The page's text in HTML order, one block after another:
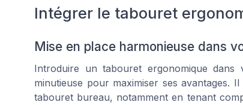
Intégrer le tabouret
Mise en place harmonieuse dans
Introduire un tabouret ergonomique dans
minutieuse pour maximiser ses avantages.
tabouret bureau, notamment en tenant